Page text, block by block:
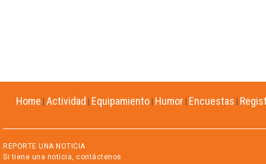
Home Actividad Equipamiento Humor Encuestas
REPORTE UNA NOTICIA
Si tiene una noticia, contáctenos